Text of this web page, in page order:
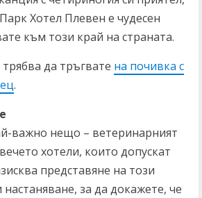
Хотел Плевен е чудесен
към този край на страната.
да тръгвате на почивка с
.
важно нещо – ветеринарният
хотели, които допускат
представяне на този
за да докажете, че